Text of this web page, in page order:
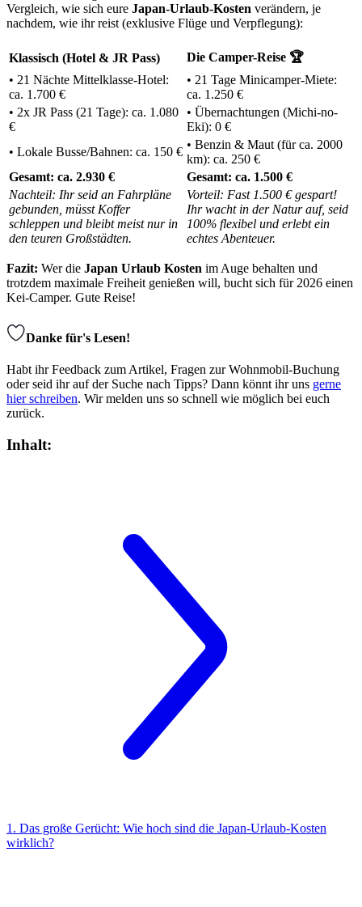
Vergleich, wie sich eure Japan-Urlaub-Kosten verändern, je
nachdem, wie ihr reist (exklusive Flüge und Verpflegung):
Klassisch (Hotel & JR Pass)
Die Camper-Reise 🏆
• 21 Nächte Mittelklasse-Hotel:
ca. 1.700 €
• 21 Tage Minicamper-Miete:
ca. 1.250 €
• 2x JR Pass (21 Tage): ca. 1.080
€
• Übernachtungen (Michi-no-
Eki): 0 €
• Lokale Busse/Bahnen: ca. 150 €
• Benzin & Maut (für ca. 2000
km): ca. 250 €
Gesamt: ca. 2.930 €
Gesamt: ca. 1.500 €
Nachteil: Ihr seid an Fahrpläne
gebunden, müsst Koffer
schleppen und bleibt meist nur in
den teuren Großstädten.
Vorteil: Fast 1.500 € gespart!
Ihr wacht in der Natur auf, seid
100% flexibel und erlebt ein
echtes Abenteuer.
Fazit: Wer die Japan Urlaub Kosten im Auge behalten und
trotzdem maximale Freiheit genießen will, bucht sich für 2026 einen
Kei-Camper. Gute Reise!
Danke für's Lesen!
Habt ihr Feedback zum Artikel, Fragen zur Wohnmobil-Buchung
oder seid ihr auf der Suche nach Tipps? Dann könnt ihr uns gerne
hier schreiben. Wir melden uns so schnell wie möglich bei euch
zurück.
Inhalt:
1. Das große Gerücht: Wie hoch sind die Japan-Urlaub-Kosten
wirklich?